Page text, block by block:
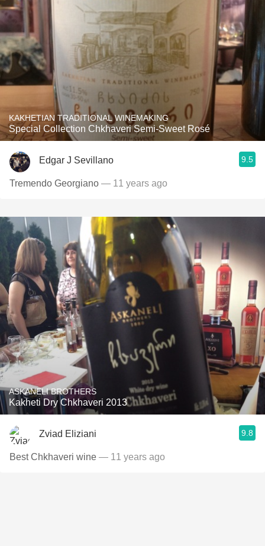
KAKHETIAN TRADITIONAL WINEMAKING
Special Collection Chkhaveri Semi-Sweet Rosé
Edgar J Sevillano 9.5
Tremendo Georgiano — 11 years ago
ASKANELI BROTHERS
Kakheti Dry Chkhaveri 2013
Zviad Eliziani 9.8
Best Chkhaveri wine — 11 years ago